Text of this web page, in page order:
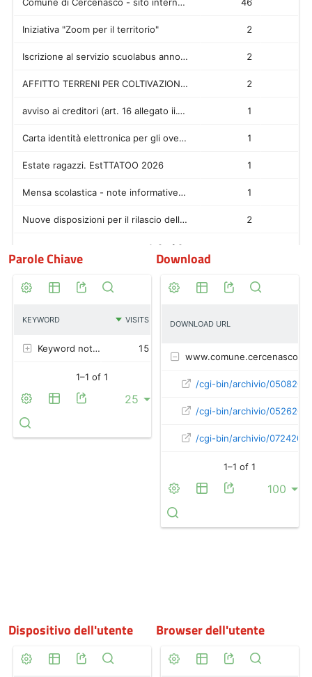
Parole Chiave Download
Dispositivo dell'utente Browser dell'utente